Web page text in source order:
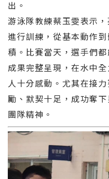
出。
游泳隊教練蔡玉雯表示
進行訓練，從基本動作
積。比賽當天，選手們
成果完整呈現，在水中
人十分感動。尤其在接
勵、默契十足，成功奪
團隊精神。